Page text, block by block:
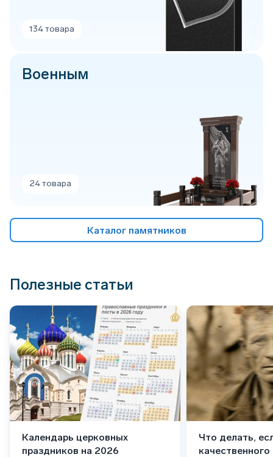
134 товара
Военным
24 товара
Каталог памятников
Полезные статьи
Календарь церковных
праздников на 2026
Что делать,